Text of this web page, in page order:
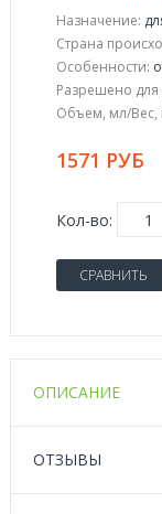
Назначение:
Страна
Особенности:
Разрешено для
Объем, мл/Вес,
1571 РУБ
Кол-во:
СРАВНИТЬ
ОПИСАНИЕ
ОТЗЫВЫ